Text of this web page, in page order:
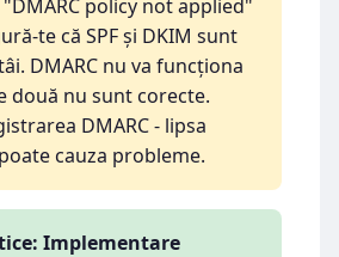
"DMARC policy not applied"
te că SPF și DKIM sunt
DMARC nu va funcționa
două nu sunt corecte.
DMARC - lipsa
cauza probleme.
Implementare